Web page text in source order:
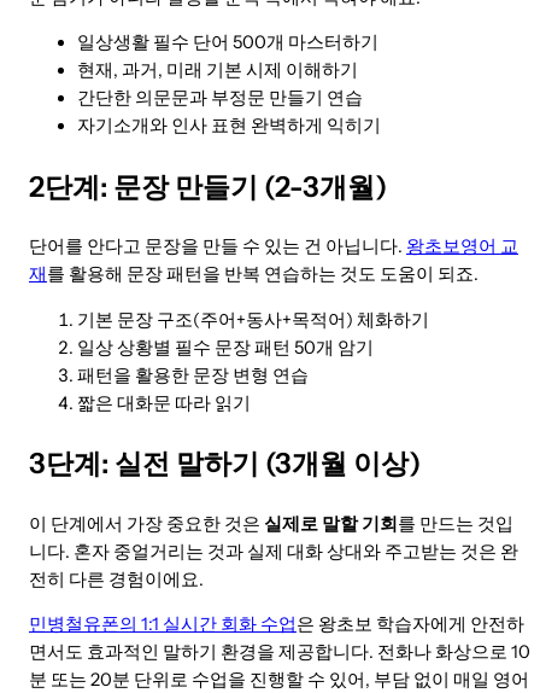
일상생활 필수 단어 500개 마스터하기
현재, 과거, 미래 기본 시제 이해하기
간단한 의문문과 부정문 만들기 연습
자기소개와 인사 표현 완벽하게 익히기
2단계: 문장 만들기 (2-3개월)
단어를 안다고 문장을 만들 수 있는 건 아닙니다. 왕초보영어 교
재를 활용해 문장 패턴을 반복 연습하는 것도 도움이 되죠.
기본 문장 구조(주어+동사+목적어) 체화하기
일상 상황별 필수 문장 패턴 50개 암기
패턴을 활용한 문장 변형 연습
짧은 대화문 따라 읽기
3단계: 실전 말하기 (3개월 이상)
이 단계에서 가장 중요한 것은 실제로 말할 기회를 만드는 것입
니다. 혼자 중얼거리는 것과 실제 대화 상대와 주고받는 것은 완
전히 다른 경험이에요.
민병철유폰의 1:1 실시간 회화 수업은 왕초보 학습자에게 안전하
면서도 효과적인 말하기 환경을 제공합니다. 전화나 화상으로 10
분 또는 20분 단위로 수업을 진행할 수 있어, 부담 없이 매일 영어